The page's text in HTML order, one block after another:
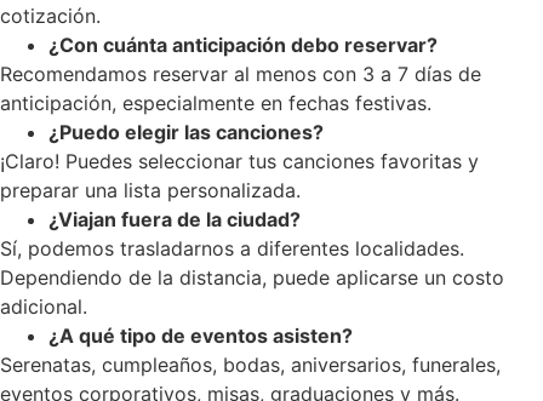
cotización.
¿Con cuánta anticipación debo reservar?
Recomendamos reservar al menos con 3 a 7 días de
anticipación, especialmente en fechas festivas.
¿Puedo elegir las canciones?
¡Claro! Puedes seleccionar tus canciones favoritas y
preparar una lista personalizada.
¿Viajan fuera de la ciudad?
Sí, podemos trasladarnos a diferentes localidades.
Dependiendo de la distancia, puede aplicarse un costo
adicional.
¿A qué tipo de eventos asisten?
Serenatas, cumpleaños, bodas, aniversarios, funerales,
eventos corporativos, misas, graduaciones y más.